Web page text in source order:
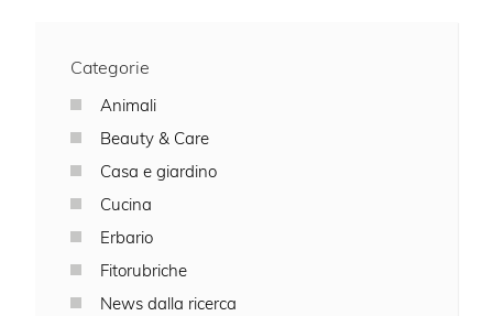
Categorie
Animali
Beauty & Care
Casa e giardino
Cucina
Erbario
Fitorubriche
News dalla ricerca